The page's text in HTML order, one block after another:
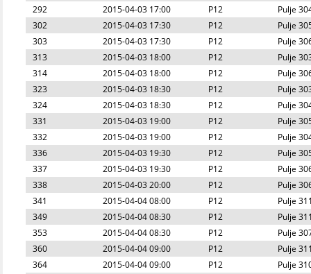
292
2015-04-03 17:00 P12
Pulje
302
2015-04-03 17:30 P12
Pulje
303
2015-04-03 17:30 P12
Pulje
313
2015-04-03 18:00 P12
Pulje
314
2015-04-03 18:00 P12
Pulje
323
2015-04-03 18:30 P12
Pulje
324
2015-04-03 18:30 P12
Pulje
331
2015-04-03 19:00 P12
Pulje
332
2015-04-03 19:00 P12
Pulje
336
2015-04-03 19:30 P12
Pulje
337
2015-04-03 19:30 P12
Pulje
338
2015-04-03 20:00 P12
Pulje
341
2015-04-04 08:00 P12
Pulje
349
2015-04-04 08:30 P12
Pulje
353
2015-04-04 08:30 P12
Pulje
360
2015-04-04 09:00 P12
Pulje
364
2015-04-04 09:00 P12
Pulje